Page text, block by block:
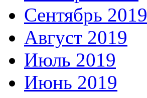
Сентябрь 2019
Август 2019
Июль 2019
Июнь 2019